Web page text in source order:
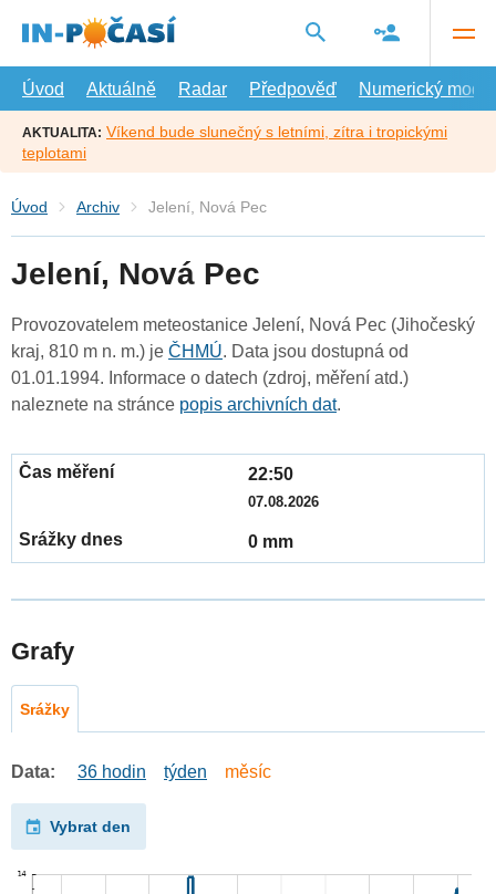
hlavní
Úvod
Aktuálně Radar Předpověď Numerický model
AKTUALITA: Víkend bude slunečný s letními, zítra i tropickými
teplotami
Úvod Archiv Jelení, Nová Pec
Jelení, Nová Pec
Provozovatelem meteostanice Jelení, Nová Pec (Jihočeský
kraj, 810 m n. m.) je ČHMÚ. Data jsou dostupná od
01.01.1994. Informace o datech (zdroj, měření atd.)
naleznete na stránce popis archivních dat.
22:50
07.08.2026
0 mm
Grafy
Srážky
Data: 36 hodin týden měsíc
Vybrat den